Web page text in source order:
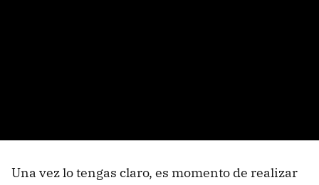
Una vez lo tengas claro, es momento de realizar